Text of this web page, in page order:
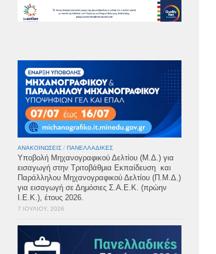
ΑΝΑΚΟΙΝΏΣΕΙΣ / ΠΑΝΕΛΛΑΔΙΚΈΣ
Υποβολή Μηχανογραφικού Δελτίου (Μ.Δ.) για
εισαγωγή στην Τριτοβάθμια Εκπαίδευση και
Παράλληλου Μηχανογραφικού Δελτίου (Π.Μ.Δ.)
για εισαγωγή σε Δημόσιες Σ.Α.Ε.Κ. (πρώην
Ι.Ε.Κ.), έτους 2026.
7 ΙΟΥΛΊΟΥ, 2026